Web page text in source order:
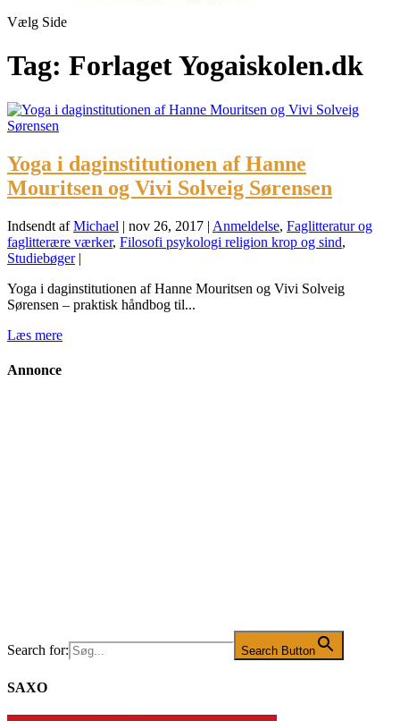
Vælg Side
Tag: Forlaget Yogaiskolen.dk
Yoga i daginstitutionen af Hanne
Mouritsen og Vivi Solveig Sørensen
Indsendt afMichael | nov 26, 2017 | Anmeldelse, Faglitteratur og
faglitterære værker, Filosofi psykologi religion krop og sind,
Studiebøger|
Yoga i daginstitutionen af Hanne Mouritsen og Vivi Solveig
Sørensen – praktisk håndbog til...
Læs mere
Annonce
Search for: Search Button
SAXO